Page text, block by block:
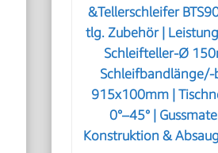
&Tellerschleifer
tlg. Zubehör | Leistung
Schleifteller-Ø
Schleifbandlänge/-
915x100mm |
0°–45° |
Konstruktion &